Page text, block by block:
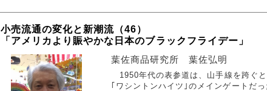
小売流通の変化と新潮流（46）
「アメリカより賑やかな日本のブラックフライデー」
葉佐商品研究所 葉佐弘明
1950年代の表参道は、山手線を跨ぐ
｢ワシントンハイツ｣のメインゲートだ